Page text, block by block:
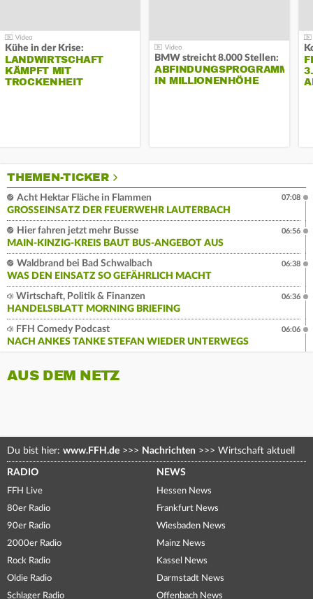
Kühe in der Krise:
LANDWIRTSCHAFT
KÄMPFT MIT
TROCKENHEIT
BMW streicht 8.000 Stellen:
ABFINDUNGSPROGRAMM
IN MILLIONENHÖHE
THEMEN-TICKER
Acht Hektar Fläche in Flammen
GROSSEINSATZ DER FEUERWEHR LAUTERBACH
07:08
Hier fahren jetzt mehr Busse
MAIN-KINZIG-KREIS BAUT BUS-ANGEBOT AUS
06:56
Waldbrand bei Bad Schwalbach
WAS DEN EINSATZ SO GEFÄHRLICH MACHT
06:38
Wirtschaft, Politik & Finanzen
HANDELSBLATT MORNING BRIEFING
06:36
FFH Comedy Podcast
NACH ANKES TANKE STEFAN WIEDER UNTERWEGS
06:06
AUS DEM NETZ
Du bist hier: www.FFH.de >>> Nachrichten >>> Wirtschaft aktuell
RADIO
FFH Live
80er Radio
90er Radio
2000er Radio
Rock Radio
Oldie Radio
Schlager Radio
NEWS
Hessen News
Frankfurt News
Wiesbaden News
Mainz News
Kassel News
Darmstadt News
Offenbach News